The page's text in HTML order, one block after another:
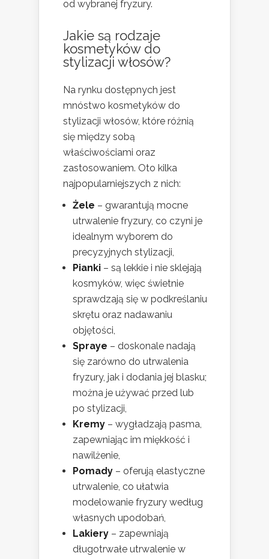
od wybranej fryzury.
Jakie są rodzaje
kosmetyków do
stylizacji włosów?
Na rynku dostępnych jest
mnóstwo kosmetyków do
stylizacji włosów, które różnią
się między sobą
właściwościami oraz
zastosowaniem. Oto kilka
najpopularniejszych z nich:
Żele – gwarantują mocne
utrwalenie fryzury, co czyni je
idealnym wyborem do
precyzyjnych stylizacji,
Pianki – są lekkie i nie sklejają
kosmyków, więc świetnie
sprawdzają się w podkreślaniu
skrętu oraz nadawaniu
objętości,
Spraye – doskonale nadają
się zarówno do utrwalenia
fryzury, jak i dodania jej blasku;
można je używać przed lub
po stylizacji,
Kremy – wygładzają pasma,
zapewniając im miękkość i
nawilżenie,
Pomady – oferują elastyczne
utrwalenie, co ułatwia
modelowanie fryzury według
własnych upodobań,
Lakiery – zapewniają
długotrwałe utrwalenie w